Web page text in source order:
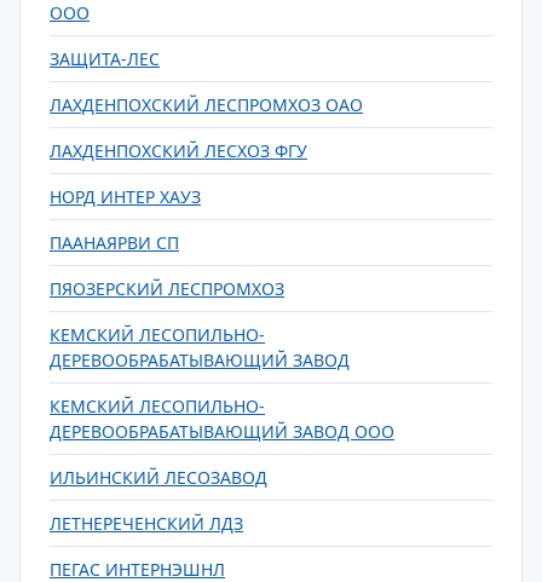
ООО
ЗАЩИТА-ЛЕС
ЛАХДЕНПОХСКИЙ ЛЕСПРОМХОЗ ОАО
ЛАХДЕНПОХСКИЙ ЛЕСХОЗ ФГУ
НОРД ИНТЕР ХАУЗ
ПААНАЯРВИ СП
ПЯОЗЕРСКИЙ ЛЕСПРОМХОЗ
КЕМСКИЙ ЛЕСОПИЛЬНО-
ДЕРЕВООБРАБАТЫВАЮЩИЙ ЗАВОД
КЕМСКИЙ ЛЕСОПИЛЬНО-
ДЕРЕВООБРАБАТЫВАЮЩИЙ ЗАВОД ООО
ИЛЬИНСКИЙ ЛЕСОЗАВОД
ЛЕТНЕРЕЧЕНСКИЙ ЛДЗ
ПЕГАС ИНТЕРНЭШНЛ